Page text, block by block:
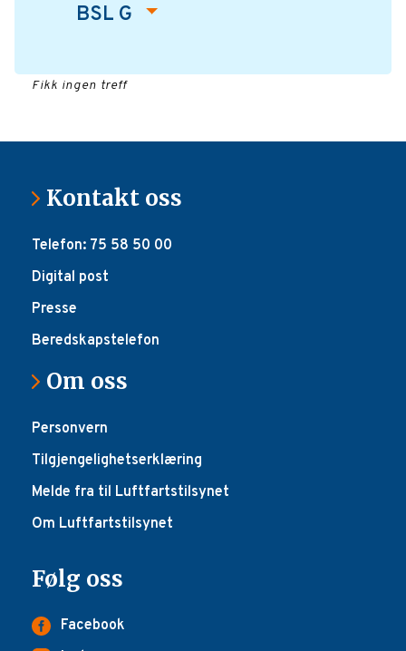
BSL G
Fikk ingen treff
Kontakt oss
Telefon: 75 58 50 00
Digital post
Presse
Beredskapstelefon
Om oss
Personvern
Tilgjengelighetserklæring
Melde fra til Luftfartstilsynet
Om Luftfartstilsynet
Følg oss
Facebook